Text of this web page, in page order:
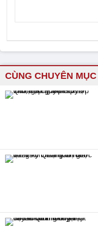
CÙNG CHUYÊN MỤC